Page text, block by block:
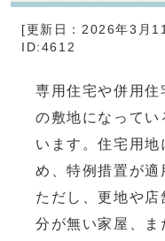
[更新日：2026年3月
ID:4612
専用住宅や併用住
の敷地になってい
います。住宅用地
め、特例措置が適
ただし、更地や
分が無い家屋、